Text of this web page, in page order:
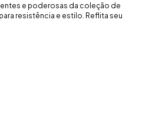
e poderosas da coleção de
resistência e estilo. Reflita seu